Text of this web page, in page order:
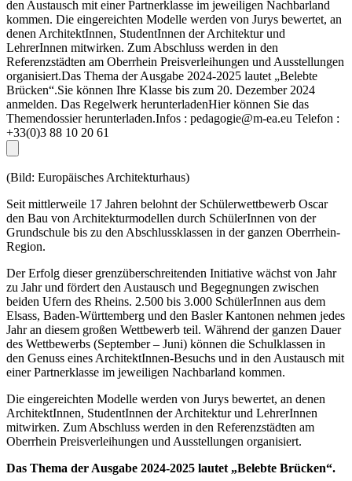
den Austausch mit einer Partnerklasse im jeweiligen Nachbarland
kommen. Die eingereichten Modelle werden von Jurys bewertet, an
denen ArchitektInnen, StudentInnen der Architektur und
LehrerInnen mitwirken. Zum Abschluss werden in den
Referenzstädten am Oberrhein Preisverleihungen und Ausstellungen
organisiert.Das Thema der Ausgabe 2024-2025 lautet „Belebte
Brücken“.Sie können Ihre Klasse bis zum 20. Dezember 2024
anmelden. Das Regelwerk herunterladenHier können Sie das
Themendossier herunterladen.Infos : pedagogie@m-ea.eu Telefon :
+33(0)3 88 10 20 61
(Bild: Europäisches Architekturhaus)
Seit mittlerweile 17 Jahren belohnt der Schülerwettbewerb Oscar
den Bau von Architekturmodellen durch SchülerInnen von der
Grundschule bis zu den Abschlussklassen in der ganzen Oberrhein-
Region.
Der Erfolg dieser grenzüberschreitenden Initiative wächst von Jahr
zu Jahr und fördert den Austausch und Begegnungen zwischen
beiden Ufern des Rheins. 2.500 bis 3.000 SchülerInnen aus dem
Elsass, Baden-Württemberg und den Basler Kantonen nehmen jedes
Jahr an diesem großen Wettbewerb teil. Während der ganzen Dauer
des Wettbewerbs (September – Juni) können die Schulklassen in
den Genuss eines ArchitektInnen-Besuchs und in den Austausch mit
einer Partnerklasse im jeweiligen Nachbarland kommen.
Die eingereichten Modelle werden von Jurys bewertet, an denen
ArchitektInnen, StudentInnen der Architektur und LehrerInnen
mitwirken. Zum Abschluss werden in den Referenzstädten am
Oberrhein Preisverleihungen und Ausstellungen organisiert.
Das Thema der Ausgabe 2024-2025 lautet „Belebte Brücken“.